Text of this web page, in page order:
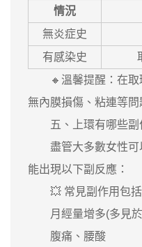
情況
無炎症史
有感染史
🔸溫馨提醒：在取
無內膜損傷、粘連等問
五、上環有哪些副
盡管大多數女性可
能出現以下副反應：
💥 常見副作用包括
月經量增多(多見於
腹痛、腰酸